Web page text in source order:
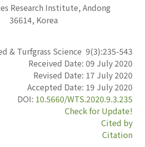
Research Institute, Andong
36614, Korea
& Turfgrass Science 9(3):235-543
Received Date: 09 July 2020
Revised Date: 17 July 2020
Accepted Date: 19 July 2020
DOI: 10.5660/WTS.2020.9.3.235
Check for Update!
Cited by
Citation